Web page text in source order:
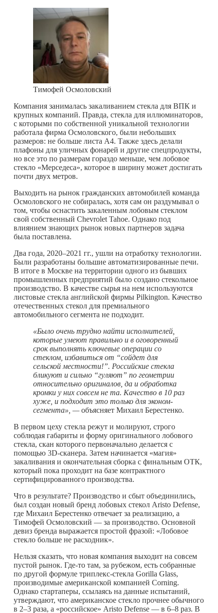
Тимофей Осмоловский
Компания занималась закаливанием стекла для ВПК и
крупных компаний. Правда, стекла для иллюминаторов,
с которыми по собственной уникальной технологии
работала фирма Осмоловского, были небольших
размеров: не больше листа А4. Также здесь делали
плафоны для уличных фонарей и другие спецпродукты,
но все это по размерам гораздо меньше, чем лобовое
стекло «Мерседеса», которое в ширину может достигать
почти двух метров.
Выходить на рынок гражданских автомобилей команда
Осмоловского не собиралась, хотя сам он раздумывал о
том, чтобы оснастить закаленным лобовым стеклом
свой собственный Chevrolet Tahoe. Однако под
влиянием знающих рынок новых партнеров задача
была поставлена.
Два года, 2020–2021 гг., ушли на отработку технологии.
Были разработаны большие автоматизированные печи.
В итоге в Москве на территории одного из бывших
промышленных предприятий было создано стекольное
производство. В качестве сырья на нем используются
листовые стекла английской фирмы Pilkington. Качество
отечественных стекол для премиального
автомобильного сегмента не подходит.
«Было очень трудно найти исполнителей,
которые умеют правильно и в оговоренный
срок выполнять ключевые операции со
стеклом, избавиться от “сойдет для
сельской местности!”. Российские стекла
бликуют и сильно “гуляют” по геометрии
относительно оригиналов, да и обработка
кромки у них совсем не та. Качество в 10 раз
хуже, и подходит это только для эконом-
сегмента», —объясняет Михаил Берестенко.
В первом цеху стекла режут и молируют, строго
соблюдая габариты и форму оригинального лобового
стекла, скан которого первоначально делается с
помощью 3D-сканера. Затем начинается «магия»
закаливания и окончательная сборка с финальным ОТК,
который пока проходит на базе контрактного
сертифицированного производства.
Что в результате? Производство и сбыт объединились,
был создан новый бренд лобовых стекол Aristo Defense,
где Михаил Берестенко отвечает за реализацию, а
Тимофей Осмоловский — за производство. Основной
девиз бренда выражается простой фразой: «Лобовое
стекло больше не расходник».
Нельзя сказать, что новая компания выходит на совсем
пустой рынок. Где-то там, за рубежом, есть собранные
по другой формуле триплекс-стекла Gorilla Glass,
производимые американской компанией Corning.
Однако стартаперы, ссылаясь на данные испытаний,
утверждают, что американское стекло прочнее обычного
в 2–3 раза, а «российское» Aristo Defense — в 6–8 раз. В